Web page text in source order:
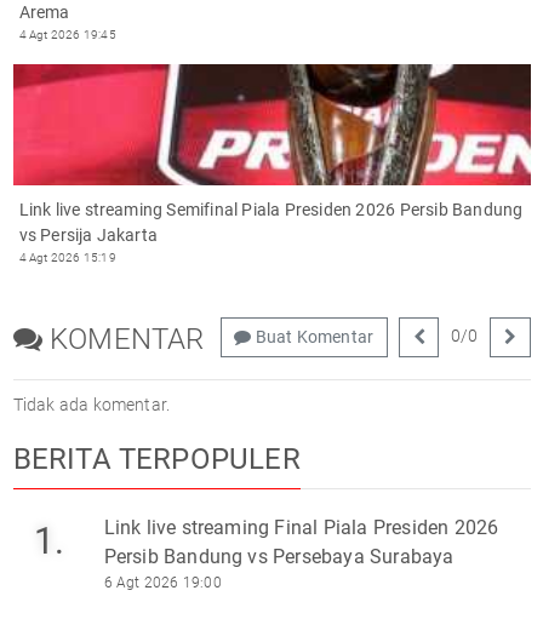
Arema
4 Agt 2026 19:45
Link live streaming Semifinal Piala Presiden 2026 Persib Bandung
vs Persija Jakarta
4 Agt 2026 15:19
KOMENTAR Buat Komentar 0/0
Tidak ada komentar.
BERITA TERPOPULER
1.
Link live streaming Final Piala Presiden 2026
Persib Bandung vs Persebaya Surabaya
6 Agt 2026 19:00